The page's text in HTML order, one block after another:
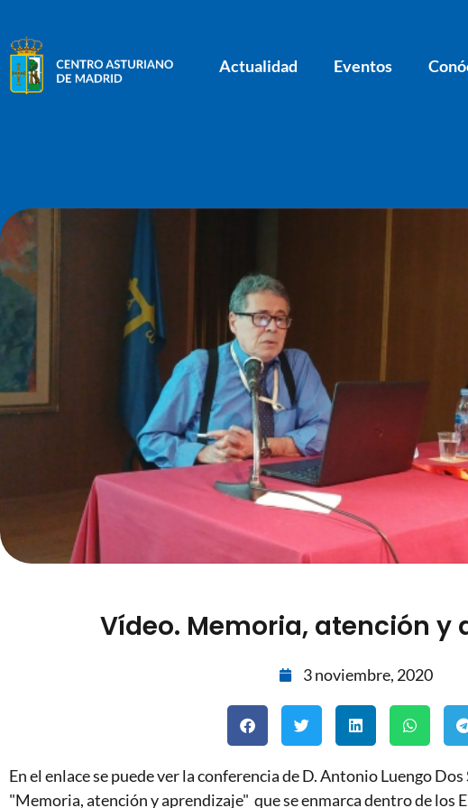
Actualidad Eventos
Vídeo. Memoria, atención y
3 noviembre, 2020
En el enlace se puede ver la conferencia de D. Antonio Luengo
"Memoria, atención y aprendizaje" que se enmarca dentro de los